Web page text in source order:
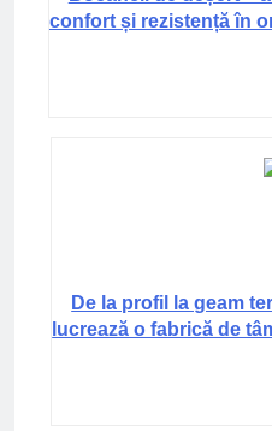
confort și rezistență în
De la profil la geam
lucrează o fabrică de